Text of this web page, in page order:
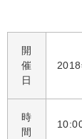
開
催
日
時
間